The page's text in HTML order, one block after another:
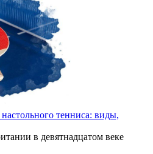
тенниса: виды,
в девятнадцатом веке